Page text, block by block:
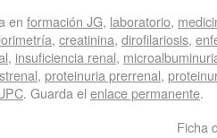
en formación JG, laboratorio,
, creatinina, dirofilariosis,
, insuficiencia renal,
, proteinuria prerrenal,
. Guarda el enlace permanente.
Ficha